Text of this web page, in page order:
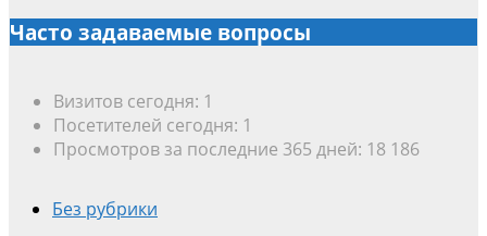
Часто задаваемые вопросы
Визитов сегодня: 1
Посетителей сегодня: 1
Просмотров за последние 365 дней: 18 186
Без рубрики